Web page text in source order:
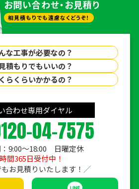
お問い合わせ・お見積り
相見積もりでも遠慮なくどうぞ！
な工事が必要なの？
積もりでもいいの？
らくらいかかるの？
合わせ専用ダイヤル
04-7575
9:00〜18:00 日曜定休
間365日受付中！
お見積りいたします！